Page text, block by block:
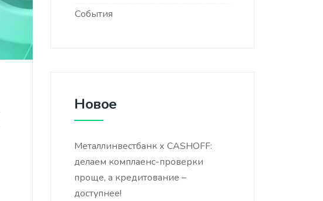
События
Новое
Металлинвестбанк х CASHOFF:
делаем комплаенс-проверки
проще, а кредитование –
доступнее!